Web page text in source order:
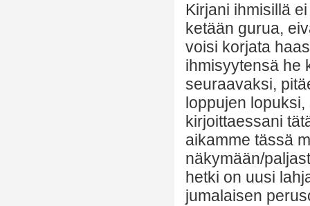
Kirjani ihmisillä
ketään gurua,
voisi korjata
ihmisyytensä he
seuraavaksi,
loppujen
kirjoittaessani
aikamme tässä
näkymään/
hetki on uusi
jumalaisen